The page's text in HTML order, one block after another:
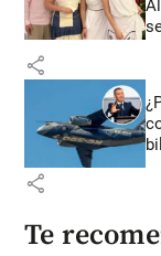
share
share
Te